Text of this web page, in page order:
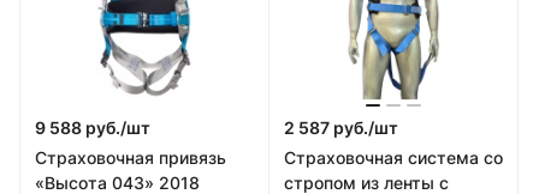
9 588 руб./шт
Страховочная привязь
«Высота 043» 2018
2 587 руб./шт
Страховочная система со
стропом из ленты с